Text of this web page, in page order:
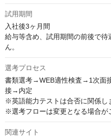
試用期間
入社後3ヶ月間
給与等含め、試用期間の前後で
ん。
選考プロセス
書類選考→WEB適性検査→1次
接→内定
※英語能力テストは合否に関係し
※選考フローは変更となる場合が
関連サイト